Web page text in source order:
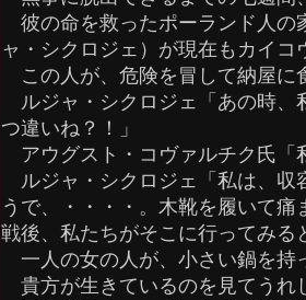
彼の命を救ったポーランド人の
ャ・シクロジェ）が現在もカイコ
この人が、危険を冒して納屋に
ルジャ・シクロジェ「あの時、
つ違いね？！」
アウグスト・コヴァルチク氏「
ルジャ・シクロジェ「私は、収
うで、・・・・。木靴を履いて
戦後、私たちがそこに行ってみ
一人の女の人が、小さい鍋を持
貴方が生きているのを見てうれ